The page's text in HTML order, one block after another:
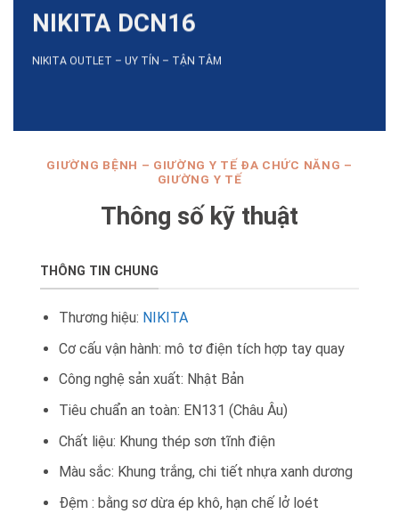
NIKITA DCN16
NIKITA OUTLET – UY TÍN – TẬN TÂM
GIƯỜNG BỆNH – GIƯỜNG Y TẾ ĐA CHỨC NĂNG –
GIƯỜNG Y TẾ
Thông số kỹ thuật
THÔNG TIN CHUNG
Thương hiệu: NIKITA
Cơ cấu vận hành: mô tơ điện tích hợp tay quay
Công nghệ sản xuất: Nhật Bản
Tiêu chuẩn an toàn: EN131 (Châu Âu)
Chất liệu: Khung thép sơn tĩnh điện
Màu sắc: Khung trắng, chi tiết nhựa xanh dương
Đệm : bằng sơ dừa ép khô, hạn chế lở loét